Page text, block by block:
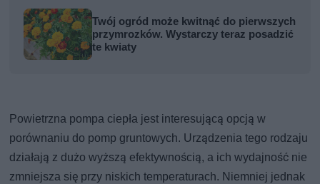
Twój ogród może kwitnąć do pierwszych
przymrozków. Wystarczy teraz posadzić
te kwiaty
Powietrzna pompa ciepła jest interesującą opcją w
porównaniu do pomp gruntowych. Urządzenia tego rodzaju
działają z dużo wyższą efektywnością, a ich wydajność nie
zmniejsza się przy niskich temperaturach. Niemniej jednak